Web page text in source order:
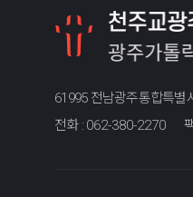
61995 전남광주통합특별
전화 : 062-380-2270